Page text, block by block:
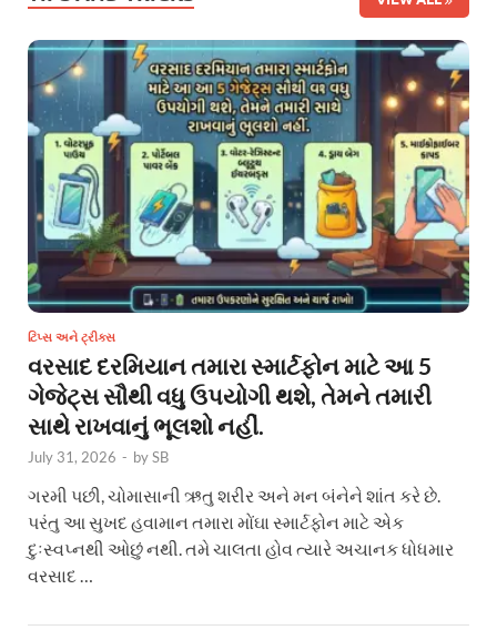
ટિપ્સ અને ટ્રીક્સ
વરસાદ દરમિયાન તમારા સ્માર્ટફોન માટે આ 5
ગેજેટ્સ સૌથી વધુ ઉપયોગી થશે, તેમને તમારી
સાથે રાખવાનું ભૂલશો નહીં.
July 31, 2026 - bySB
ગરમી પછી, ચોમાસાની ઋતુ શરીર અને મન બંનેને શાંત કરે છે.
પરંતુ આ સુખદ હવામાન તમારા મોંઘા સ્માર્ટફોન માટે એક
દુઃસ્વપ્નથી ઓછું નથી. તમે ચાલતા હોવ ત્યારે અચાનક ધોધમાર
વરસાદ …